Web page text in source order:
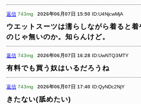
返信 743mg 2026年06月07日 15:50 ID:U4NjcwMjA
ウエットスーツは濡らしながら着ると着
のじゃ無いのか。知らんけど。
返信 743mg 2026年06月07日 16:28 ID:UwNTQ3MTY
有料でも買う奴はいるだろうね
返信 743mg 2026年06月07日 17:40 ID:QyNDc2NjY
きたない(舐めたい)